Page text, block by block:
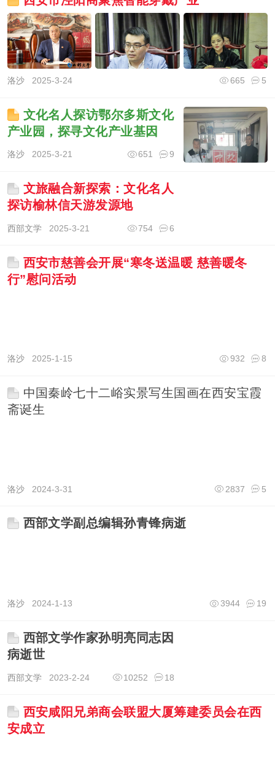
洛沙2025-3-24 5
665
文化名人探访鄂尔多斯文化
产业园，探寻文化产业基因
洛沙2025-3-21 9
651
文旅融合新探索：文化名人
探访榆林信天游发源地
西部文学 2025-3-21 6
754
西安市慈善会开展“寒冬送温暖 慈善暖冬
行”慰问活动
洛沙2025-1-15 8
932
中国秦岭七十二峪实景写生国画在西安宝霞
斋诞生
洛沙2024-3-31 5
2837
西部文学副总编辑孙青锋病逝
洛沙2024-1-13 19
3944
西部文学作家孙明亮同志因
病逝世
西部文学 2023-2-24 18
10252
西安咸阳兄弟商会联盟大厦筹建委员会在西
安成立